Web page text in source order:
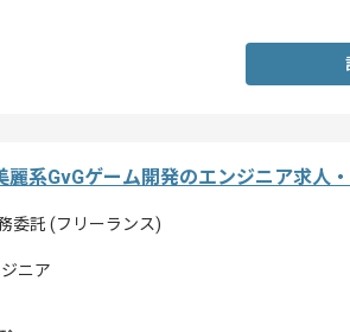
麗系GvGゲーム開発のエンジニア求人
委託 (フリーランス)
ニア